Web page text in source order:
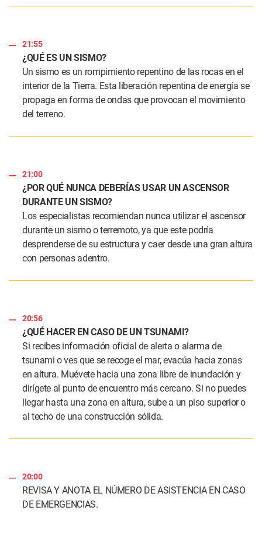
21:55
¿QUÉ ES UN SISMO?
Un sismo es un rompimiento repentino de las rocas en el
interior de la Tierra. Esta liberación repentina de energía se
propaga en forma de ondas que provocan el movimiento
del terreno.
21:00
¿POR QUÉ NUNCA DEBERÍAS USAR UN ASCENSOR
DURANTE UN SISMO?
Los especialistas recomiendan nunca utilizar el ascensor
durante un sismo o terremoto, ya que este podría
desprenderse de su estructura y caer desde una gran altura
con personas adentro.
20:56
¿QUÉ HACER EN CASO DE UN TSUNAMI?
Si recibes información oficial de alerta o alarma de
tsunami o ves que se recoge el mar, evacúa hacia zonas
en altura. Muévete hacia una zona libre de inundación y
dirígete al punto de encuentro más cercano. Si no puedes
llegar hasta una zona en altura, sube a un piso superior o
al techo de una construcción sólida.
20:00
REVISA Y ANOTA EL NÚMERO DE ASISTENCIA EN CASO
DE EMERGENCIAS.